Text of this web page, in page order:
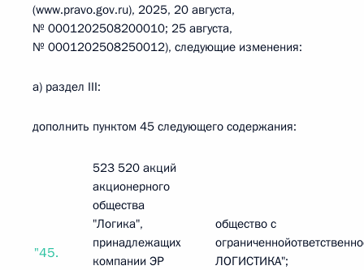
(www.pravo.gov.ru), 2025, 20 августа,
№ 0001202508200010; 25 августа,
№ 0001202508250012), следующие изменения:
а) раздел III:
дополнить пунктом 45 следующего содержания:
"45.
523 520 акций
акционерного
общества
"Логика",
принадлежащих
компании ЭР
общество с
ЛОГИСТИКА";